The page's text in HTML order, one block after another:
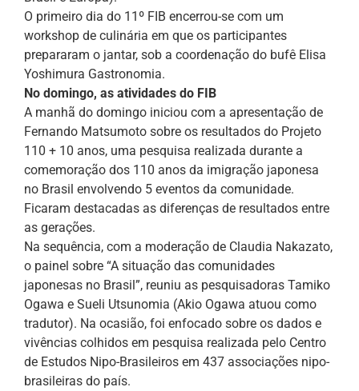
O primeiro dia do 11º FIB encerrou-se com um
workshop de culinária em que os participantes
prepararam o jantar, sob a coordenação do bufê Elisa
Yoshimura Gastronomia.
No domingo, as atividades do FIB
A manhã do domingo iniciou com a apresentação de
Fernando Matsumoto sobre os resultados do Projeto
110 + 10 anos, uma pesquisa realizada durante a
comemoração dos 110 anos da imigração japonesa
no Brasil envolvendo 5 eventos da comunidade.
Ficaram destacadas as diferenças de resultados entre
as gerações.
Na sequência, com a moderação de Claudia Nakazato,
o painel sobre “A situação das comunidades
japonesas no Brasil”, reuniu as pesquisadoras Tamiko
Ogawa e Sueli Utsunomia (Akio Ogawa atuou como
tradutor). Na ocasião, foi enfocado sobre os dados e
vivências colhidos em pesquisa realizada pelo Centro
de Estudos Nipo-Brasileiros em 437 associações nipo-
brasileiras do país.